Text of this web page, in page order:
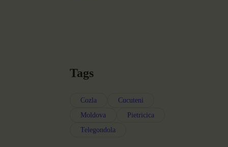
Tags
Cozla
Cucuteni
Moldova
Pietricica
Telegondola